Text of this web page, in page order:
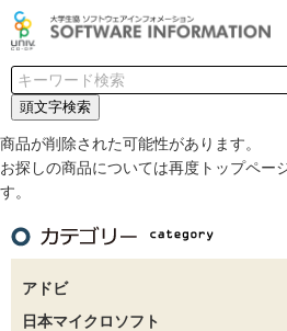
頭文字検索
商品が削除された可能性があります。
お探しの商品については再度トップペー
す。
アドビ
日本マイクロソフト